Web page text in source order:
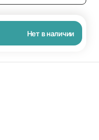
Нет в наличии